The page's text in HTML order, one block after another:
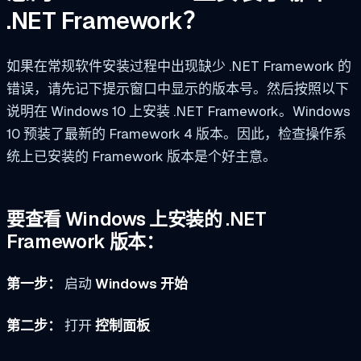
.NET Framework？
如果在常规软件安装过程中出现缺少 .NET Framework 的
错误，请先记下提示窗口中显示的版本号。然后按照以下
说明在 Windows 10 上安装 .NET Framework。Windows
10 预装了最新的 Framework 4 版本。因此，检查操作系
统上已安装的 Framework 版本是个好主意。
要查看 Windows 上安装的 .NET
Framework 版本：
第一步： 启动 Windows 开始
第二步： 打开控制面板